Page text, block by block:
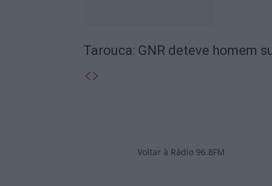
Tarouca: GNR deteve homem
Voltar à Rádio 96.8FM